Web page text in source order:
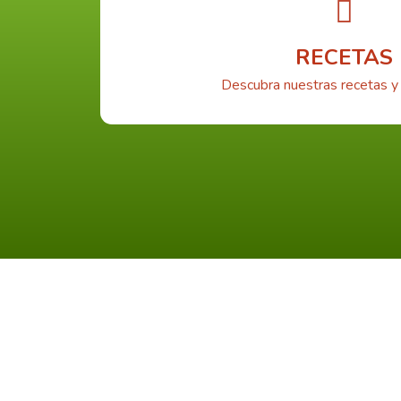
RECETAS
Descubra nuestras recetas